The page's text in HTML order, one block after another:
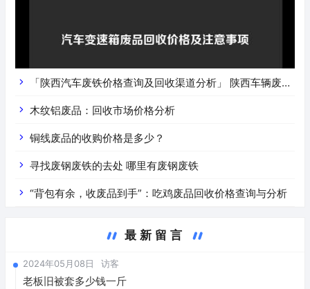
「陕西汽车废铁价格查询及回收渠道分析」 陕西车辆废铁
价是什么
木纹铝废品：回收市场价格分析
铜线废品的收购价格是多少？
寻找废钢废铁的去处 哪里有废钢废铁
“背包有余，收废品到手”：吃鸡废品回收价格查询与分析
最新留言
2024年05月08日 访客
老板旧被套多少钱一斤